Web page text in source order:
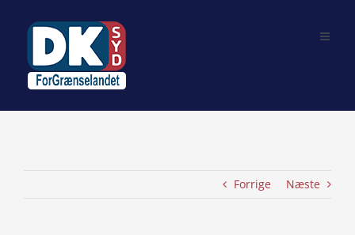
Forrige Næste